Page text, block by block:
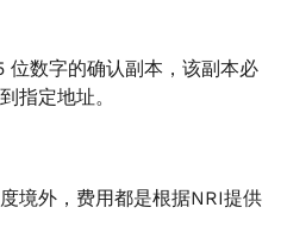
位数字的确认副本，该副本必
指定地址。
境外，费用都是根据NRI提供